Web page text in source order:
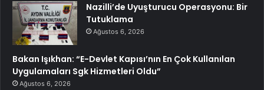
Nazilli’de Uyuşturucu Operasyonu: Bir
Tutuklama
Ağustos 6, 2026
Bakan Işıkhan: “E-Devlet Kapısı’nın En Çok Kullanılan
Uygulamaları Sgk Hizmetleri Oldu”
Ağustos 6, 2026